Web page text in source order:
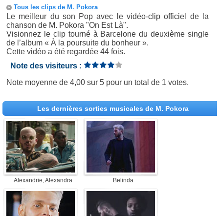
Tous les clips de M. Pokora
Le meilleur du son Pop avec le vidéo-clip officiel de la
chanson de M. Pokora "On Est Là".
Visionnez le clip tourné à Barcelone du deuxième single
de l’album « À la poursuite du bonheur ».
Cette vidéo a été regardée 44 fois.
Note des visiteurs :
Note moyenne de4,00 sur5 pour un total de 1 votes.
Les dernières sorties musicales de M. Pokora
Alexandrie, Alexandra Belinda